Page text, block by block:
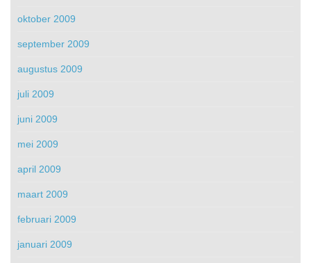
oktober 2009
september 2009
augustus 2009
juli 2009
juni 2009
mei 2009
april 2009
maart 2009
februari 2009
januari 2009